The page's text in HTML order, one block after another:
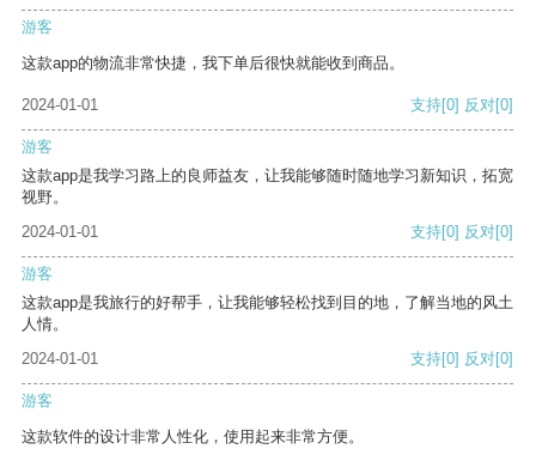
游客
这款app的物流非常快捷，我下单后很快就能收到商品。
2024-01-01 支持[0] 反对[0]
游客
这款app是我学习路上的良师益友，让我能够随时随地学习新知识，拓宽
视野。
2024-01-01
支持[0] 反对[0]
游客
这款app是我旅行的好帮手，让我能够轻松找到目的地，了解当地的风土
人情。
2024-01-01
支持[0] 反对[0]
游客
这款软件的设计非常人性化，使用起来非常方便。